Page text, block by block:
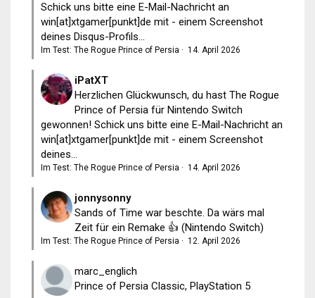
Schick uns bitte eine E-Mail-Nachricht an
win[at]xtgamer[punkt]de mit - einem Screenshot
deines Disqus-Profils...
Im Test: The Rogue Prince of Persia · 14. April 2026
iPatXT
Herzlichen Glückwunsch, du hast The Rogue
Prince of Persia für Nintendo Switch
gewonnen! Schick uns bitte eine E-Mail-Nachricht an
win[at]xtgamer[punkt]de mit - einem Screenshot
deines...
Im Test: The Rogue Prince of Persia · 14. April 2026
jonnysonny
Sands of Time war beschte. Da wärs mal
Zeit für ein Remake 👍 (Nintendo Switch)
Im Test: The Rogue Prince of Persia · 12. April 2026
marc_englich
Prince of Persia Classic, PlayStation 5